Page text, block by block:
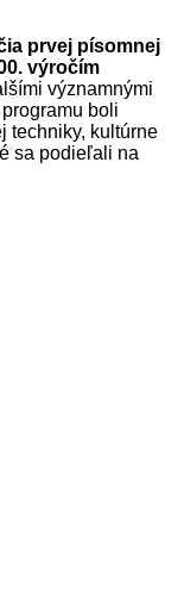
prvej písomnej
výročím
významnými
boli
techniky, kultúrne
sa podieľali na